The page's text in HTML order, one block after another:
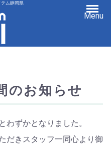
テム静岡県
Menu
のお知らせ
わずかとなりました。
だきスタッフ一同心より御